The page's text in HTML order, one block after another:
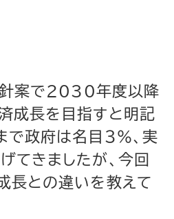
針案で2030年度以降
成長を目指すと明記
で政府は名目３％、実
てきましたが、今回
長との違いを教えて